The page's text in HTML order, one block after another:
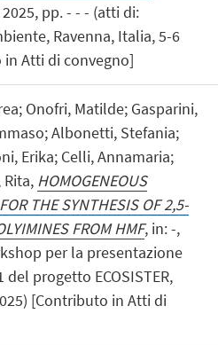
pp. - - - (atti di:
Ravenna, Italia, 5-6
in Atti di convegno]
Onofri, Matilde; Gasparini,
Albonetti, Stefania;
Erika; Celli, Annamaria;
HOMOGENEOUS
THE SYNTHESIS OF 2,5-
FROM HMF, in: -,
per la presentazione
progetto ECOSISTER,
[Contributo in Atti di